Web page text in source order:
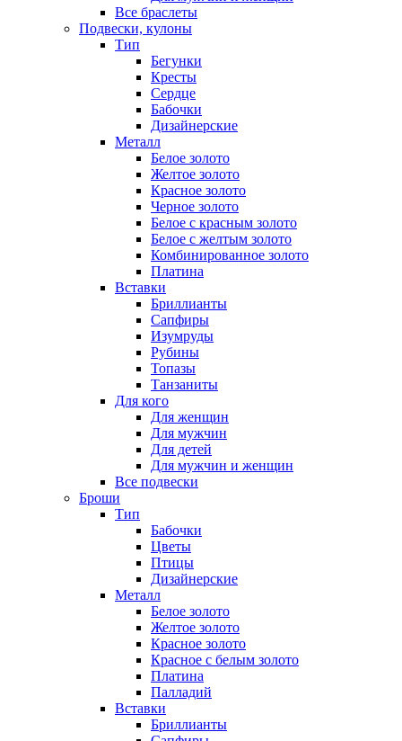
Все браслеты
Подвески, кулоны
Тип
Бегунки
Кресты
Сердце
Бабочки
Дизайнерские
Металл
Белое золото
Желтое золото
Красное золото
Черное золото
Белое с красным золото
Белое с желтым золото
Комбинированное золото
Платина
Вставки
Бриллианты
Сапфиры
Изумруды
Рубины
Топазы
Танзаниты
Для кого
Для женщин
Для мужчин
Для детей
Для мужчин и женщин
Все подвески
Броши
Тип
Бабочки
Цветы
Птицы
Дизайнерские
Металл
Белое золото
Желтое золото
Красное золото
Красное с белым золото
Платина
Палладий
Вставки
Бриллианты